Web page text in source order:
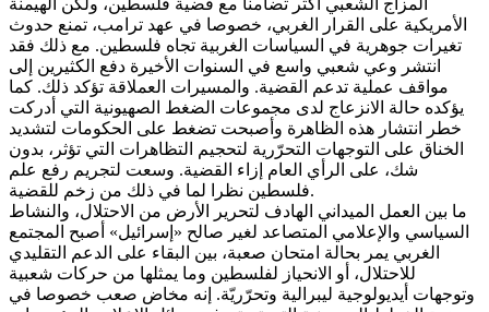
المزاج الشعبي أكثر تضامنا مع قضية فلسطين، ولكن الهيمنة
الأمريكية على القرار الغربي، خصوصا في عهد ترامب، تمنع حدوث
تغيرات جوهرية في السياسات الغربية تجاه فلسطين. مع ذلك فقد
انتشر وعي شعبي واسع في السنوات الأخيرة دفع الكثيرين إلى
مواقف عملية تدعم القضية. والمسيرات العملاقة تؤكد ذلك. كما
يؤكده حالة الانزعاج لدى مجموعات الضغط الصهيونية التي أدركت
خطر انتشار هذه الظاهرة وأصبحت تضغط على الحكومات لتشديد
الخناق على التوجهات التحرّرية لتحجيم التظاهرات التي تؤثر، بدون
شك، على الرأي العام إزاء القضية. وسعت لتجريم رفع علم
فلسطين نظرا لما في ذلك من زخم للقضية.
ما بين العمل الميداني الهادف لتحرير الأرض من الاحتلال، والنشاط
السياسي والإعلامي المتصاعد لغير صالح «إسرائيل» أصبح المجتمع
الغربي يمر بحالة امتحان صعبة، بين البقاء على الدعم التقليدي
للاحتلال، أو الانحياز لفلسطين وما يمثلها من حركات شعبية
وتوجهات أيديولوجية ليبرالية وتحرّريّة. إنه مخاض صعب خصوصا في